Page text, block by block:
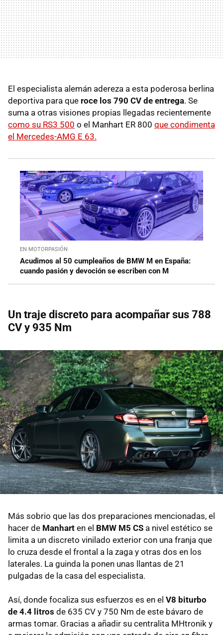
El especialista alemán adereza a esta poderosa berlina
deportiva para que roce los 790 CV de entrega. Se
suma a otras visiones propias llegadas recientemente
como su RS3 500 o el Manhart ER 800 que condimenta
el Mercedes-AMG E 63.
EN MOTORPASIÓN
Acudimos al 50 cumpleaños de BMW M en España:
cuando pasión y devoción se escriben con M
Un traje discreto para acompañar sus 788
CV y 935 Nm
Más sobrio que las dos preparaciones mencionadas, el
hacer de Manhart en el BMW M5 CS a nivel estético se
limita a un discreto vinilado exterior con una franja que
lo cruza desde el frontal a la zaga y otras dos en los
laterales. La guinda la ponen unas llantas de 21
pulgadas de la casa del especialista.
Así, donde focaliza sus esfuerzos es en el V8 biturbo
de 4.4 litros de 635 CV y 750 Nm de este bávaro de
armas tomar. Gracias a añadir su centralita MHtronik y